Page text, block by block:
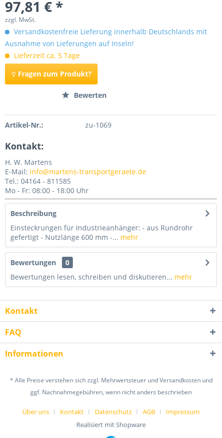
97,81 € *
zzgl. MwSt.
Versandkostenfreie Lieferung innerhalb Deutschlands mit
Ausnahme von Lieferungen auf Inseln!
Lieferzeit ca. 5 Tage
Fragen zum Produkt?
Bewerten
Artikel-Nr.: zu-1069
Kontakt:
H. W. Martens
E-Mail: info@martens-transportgeraete.de
Tel.: 04164 - 811585
Mo - Fr: 08:00 - 18:00 Uhr
Beschreibung
Einsteckrungen für Industrieanhänger: - aus Rundrohr
gefertigt - Nutzlänge 600 mm -... mehr
Bewertungen
0
Bewertungen lesen, schreiben und diskutieren... mehr
Kontakt
FAQ
Informationen
* Alle Preise verstehen sich zzgl. Mehrwertsteuer und Versandkosten und
ggf. Nachnahmegebühren, wenn nicht anders beschrieben
Über uns Kontakt Datenschutz AGB
Impressum
Realisiert mit Shopware